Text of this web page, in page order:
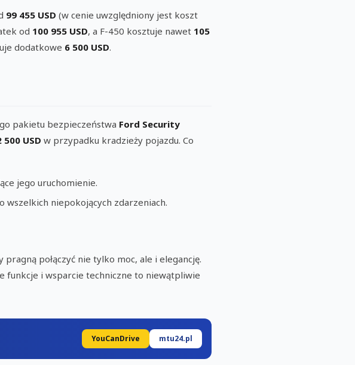
99 455 USD (w cenie uwzględniony jest koszt
od 100 955 USD, a F-450 kosztuje nawet 105
dodatkowe 6 500 USD.
pakietu bezpieczeństwa Ford Security
500 USD w przypadku kradzieży pojazdu. Co
jego uruchomienie.
niepokojących zdarzeniach.
połączyć nie tylko moc, ale i elegancję.
funkcje i wsparcie techniczne to niewątpliwie
YouCanDrive mtu24.pl